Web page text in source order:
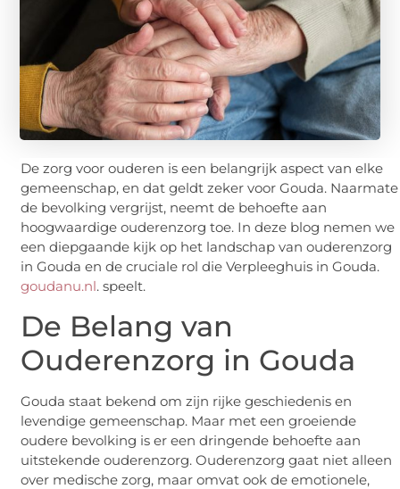
De zorg voor ouderen is een belangrijk aspect van elke
gemeenschap, en dat geldt zeker voor Gouda. Naarmate
de bevolking vergrijst, neemt de behoefte aan
hoogwaardige ouderenzorg toe. In deze blog nemen we
een diepgaande kijk op het landschap van ouderenzorg
in Gouda en de cruciale rol die Verpleeghuis in Gouda.
goudanu.nl. speelt.
De Belang van
Ouderenzorg in Gouda
Gouda staat bekend om zijn rijke geschiedenis en
levendige gemeenschap. Maar met een groeiende
oudere bevolking is er een dringende behoefte aan
uitstekende ouderenzorg. Ouderenzorg gaat niet alleen
over medische zorg, maar omvat ook de emotionele,